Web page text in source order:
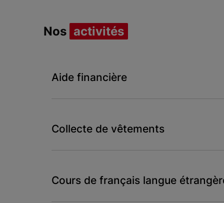
Nos activités
Aide financière
Collecte de vêtements
Cours de français langue